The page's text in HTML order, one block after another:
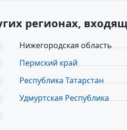
регионах,
Нижегородская область
Пермский край
Республика Татарстан
Удмуртская Республика